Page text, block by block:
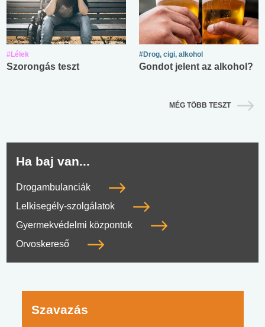
#Lélek
Szorongás teszt
#Drog, cigi, alkohol
Gondot jelent az alkohol?
MÉG TÖBB TESZT
Ha baj van...
Drogambulanciák
Lelkisegély-szolgálatok
Gyermekvédelmi központok
Orvoskereső
Szavazás